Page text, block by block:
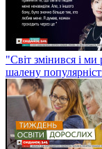
"Світ змінився і
шалену